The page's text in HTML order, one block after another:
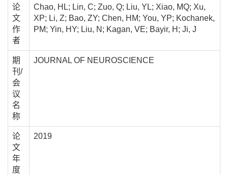
论
文
作
者
Chao, HL; Lin, C; Zuo, Q; Liu, YL; Xiao, MQ; Xu,
XP; Li, Z; Bao, ZY; Chen, HM; You, YP; Kochanek,
PM; Yin, HY; Liu, N; Kagan, VE; Bayir, H; Ji, J
期
刊/
会
议
名
称
JOURNAL OF NEUROSCIENCE
论
文
年
度
2019